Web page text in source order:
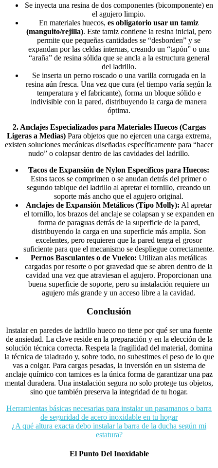
Se inyecta una resina de dos componentes (bicomponente) en
el agujero limpio.
En materiales huecos, es obligatorio usar un tamiz
(manguito/rejilla). Este tamiz contiene la resina inicial, pero
permite que pequeñas cantidades se “desborden” y se
expandan por las celdas internas, creando un “tapón” o una
“araña” de resina sólida que se ancla a la estructura general
del ladrillo.
Se inserta un perno roscado o una varilla corrugada en la
resina aún fresca. Una vez que cura (el tiempo varía según la
temperatura y el fabricante), forma un bloque sólido e
indivisible con la pared, distribuyendo la carga de manera
óptima.
2. Anclajes Especializados para Materiales Huecos (Cargas
Ligeras a Medias)Para objetos que no ejercen una carga extrema,
existen soluciones mecánicas diseñadas específicamente para “hacer
nudo” o colapsar dentro de las cavidades del ladrillo.
Tacos de Expansión de Nylon Específicos para Huecos:
Estos tacos se comprimen o se anudan detrás del primer o
segundo tabique del ladrillo al apretar el tornillo, creando un
soporte más ancho que el agujero original.
Anclajes de Expansión Metálicos (Tipo Molly): Al apretar
el tornillo, los brazos del anclaje se colapsan y se expanden en
forma de paraguas detrás de la superficie de la pared,
distribuyendo la carga en una superficie más amplia. Son
excelentes, pero requieren que la pared tenga el grosor
suficiente para que el mecanismo se despliegue correctamente.
Pernos Basculantes o de Vuelco: Utilizan alas metálicas
cargadas por resorte o por gravedad que se abren dentro de la
cavidad una vez que atraviesan el agujero. Proporcionan una
buena superficie de soporte, pero su instalación requiere un
agujero más grande y un acceso libre a la cavidad.
Conclusión
Instalar en paredes de ladrillo hueco no tiene por qué ser una fuente
de ansiedad. La clave reside en la preparación y en la elección de la
solución técnica correcta. Respeta la fragilidad del material, domina
la técnica de taladrado y, sobre todo, no subestimes el peso de lo que
vas a colgar. Para cargas pesadas, la inversión en un sistema de
anclaje químico con tamices es la única forma de garantizar una paz
mental duradera. Una instalación segura no solo protege tus objetos,
sino que también preserva la integridad de tu hogar.
Navegación
de
Herramientas básicas necesarias para instalar un pasamanos o barra
de seguridad de acero inoxidable en tu hogar
¿A qué altura exacta debo instalar la barra de la ducha según mi
estatura?
El Punto Del Inoxidable